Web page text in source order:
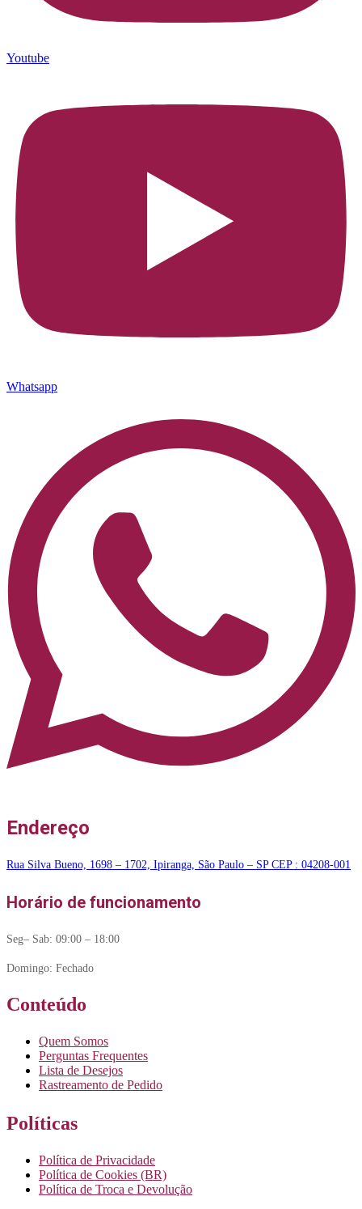
Youtube
Whatsapp
Endereço
Rua Silva Bueno, 1698 – 1702, Ipiranga, São Paulo – SP CEP : 04208-001
Horário de funcionamento
Seg– Sab: 09:00 – 18:00
Domingo: Fechado
Conteúdo
Quem Somos
Perguntas Frequentes
Lista de Desejos
Rastreamento de Pedido
Políticas
Política de Privacidade
Política de Cookies (BR)
Política de Troca e Devolução